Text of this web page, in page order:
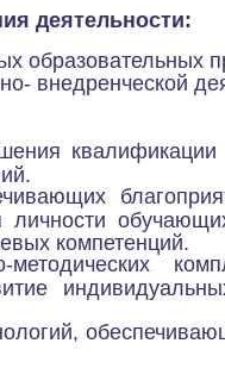
деятельности:
образовательных
внедренческой
квалификации
компетенций.